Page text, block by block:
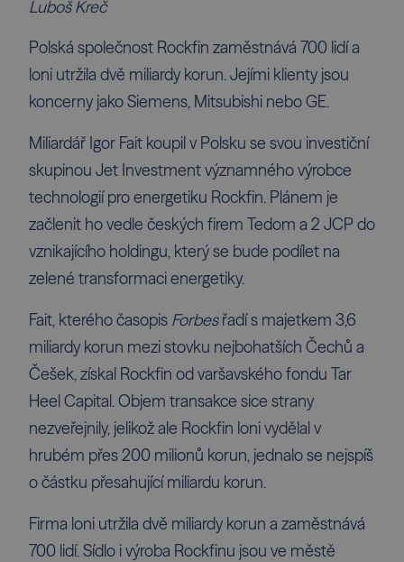
Luboš Kreč
Polská společnost Rockfin zaměstnává 700 lidí a
loni utržila dvě miliardy korun. Jejími klienty jsou
koncerny jako Siemens, Mitsubishi nebo GE.
Miliardář Igor Fait koupil v Polsku se svou investiční
skupinou Jet Investment významného výrobce
technologií pro energetiku Rockfin. Plánem je
začlenit ho vedle českých firem Tedom a 2 JCP do
vznikajícího holdingu, který se bude podílet na
zelené transformaci energetiky.
Fait, kterého časopis Forbesřadí s majetkem 3,6
miliardy korun mezistovku nejbohatších Čechů a
Češek, získal Rockfin od varšavského fondu Tar
Heel Capital. Objem transakce sice strany
nezveřejnily, jelikož ale Rockfin loni vydělal v
hrubém přes 200 milionů korun, jednalo se nejspíš
o částku přesahující miliardu korun.
Firma loni utržila dvě miliardy korun a zaměstnává
700 lidí. Sídlo i výroba Rockfinu jsou ve městě